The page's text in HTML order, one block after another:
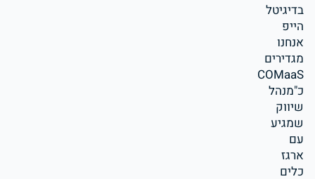
בדיגיטל
הייפ
אנחנו
מגדירים
COMaaS
כ"מנהל
שיווק
שמגיע
עם
ארגז
כלים